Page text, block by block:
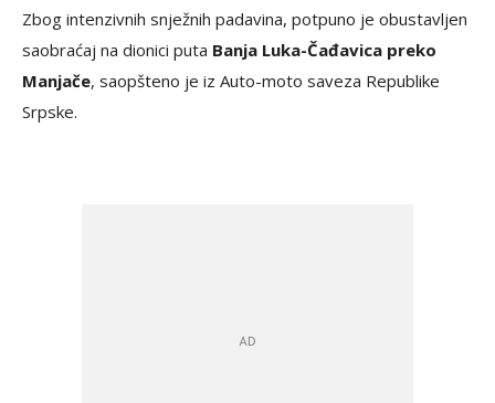
Zbog intenzivnih snježnih padavina, potpuno je obustavljen
saobraćaj na dionici puta Banja Luka-Čađavica preko
Manjače, saopšteno je iz Auto-moto saveza Republike
Srpske.